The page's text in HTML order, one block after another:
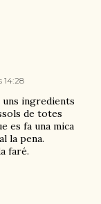
14:28
ingredients
de totes
es fa una mica
la pena.
faré.